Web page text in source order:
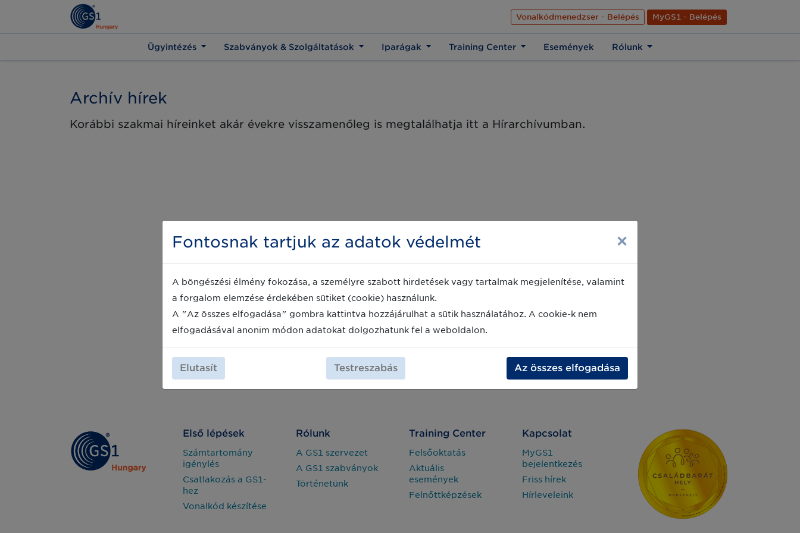
Az üzleti élet közös nyelve Hírek Kapcsolat Rólunk
EN
Vonalkódmenedzser - Belépés
MyGS1 - Belépés
Ügyintézés Szabványok & Szolgáltatások Iparágak Training Center Események Rólunk
Archív hírek
Korábbi szakmai híreinket akár évekre visszamenőleg is megtalálhatja itt a Hírarchívumban.
Első lépések
Számtartomány
igénylés
Csatlakozás a GS1-
hez
Vonalkód készítése
Rólunk
A GS1 szervezet
A GS1 szabványok
Történetünk
Training Center
Felsőoktatás
Aktuális
események
Felnőttképzések
Kapcsolat
MyGS1
bejelentkezés
Friss hírek
Hírleveleink
Fontosnak tartjuk az adatok védelmét ×
A böngészési élmény fokozása, a személyre szabott hirdetések vagy tartalmak megjelenítése, valamint
a forgalom elemzése érdekében sütiket (cookie) használunk.
A "Az összes elfogadása" gombra kattintva hozzájárulhat a sütik használatához. A cookie-k nem
elfogadásával anonim módon adatokat dolgozhatunk fel a weboldalon.
Elutasít Testreszabás Az összes elfogadása